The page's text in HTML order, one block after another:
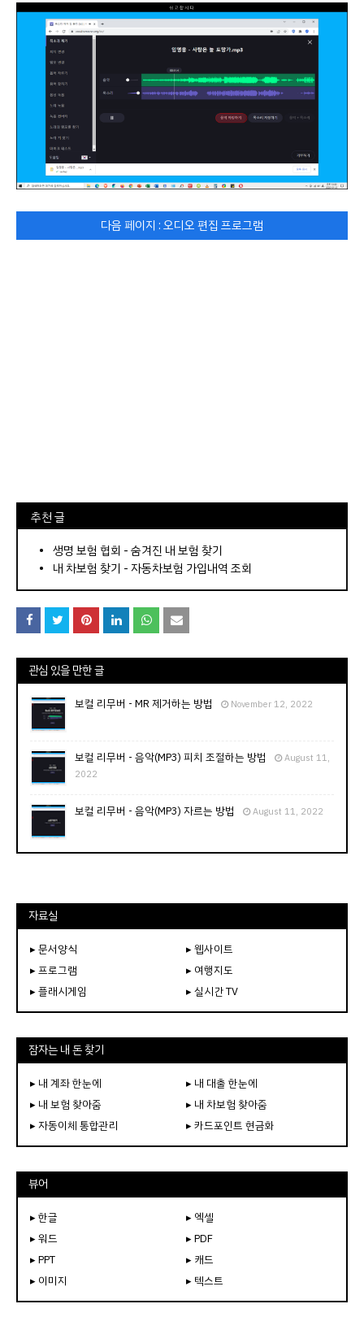
다음 페이지 : 오디오 편집 프로그램
⠀추천 글
⠀­­­­­­­­؜؜؜؜­­­­­­­­؜؜؜؜• 생명 보험 협회 - 숨겨진 내 보험 찾기
내 차보험 찾기 - 자동차보험 가입내역 조회
관심 있을 만한 글
보컬 리무버 - MR 제거하는 방법 November 12, 2022
보컬 리무버 - 음악(MP3) 피치 조절하는 방법
August 11,
2022
보컬 리무버 - 음악(MP3) 자르는 방법 August 11, 2022
자료실
▸ 문서양식
▸ 웹사이트
▸ 프로그램
▸ 여행지도
▸ 플래시게임
▸ 실시간 TV
잠자는 내 돈 찾기
▸ 내 계좌 한눈에
▸ 내 대출 한눈에
▸ 내 보험 찾아줌
▸ 내 차보험 찾아줌
▸ 자동이체 통합관리
▸ 카드포인트 현금화
뷰어
▸ 한글
▸ 엑셀
▸ 워드
▸ PDF
▸ PPT
▸ 캐드
▸ 이미지
▸ 텍스트